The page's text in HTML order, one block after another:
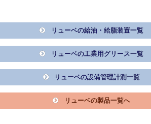
リューベの給油・給脂装置一覧
リューベの工業用グリース一覧
リューベの設備管理計測一覧
リューベの製品一覧へ